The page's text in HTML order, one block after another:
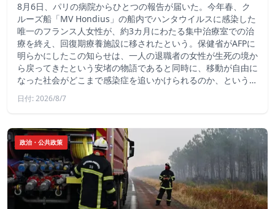
8月6日、パリの病院からひとつの報告が届いた。今年春、ク
ルーズ船「MV Hondius」の船内でハンタウイルスに感染した
唯一のフランス人女性が、約3カ月にわたる集中治療室での治
療を終え、回復期療養施設に移されたという。保健省がAFPに
明らかにしたこの知らせは、一人の退職者の女性が生死の境か
ら戻ってきたという安堵の物語であると同時に、移動が自由に
なった社会がどこまで感染症を追いかけられるのか、という…
日付: 2026/8/7
政治・公共政策